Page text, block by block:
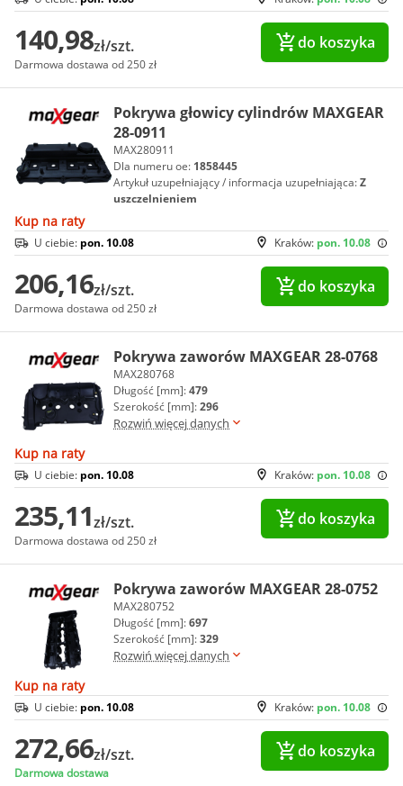
140,98zł/szt.
Darmowa dostawa od 250 zł
do koszyka
Pokrywa głowicy cylindrów MAXGEAR
28-0911
MAX280911
Dla numeru oe: 1858445
Artykuł uzupełniający / informacja uzupełniająca:Z
uszczelnieniem
Kup na raty
Kraków: pon. 10.08
U ciebie: pon. 10.08
206,16zł/szt.
Darmowa dostawa od 250 zł
do koszyka
Pokrywa zaworów MAXGEAR 28-0768
MAX280768
Długość [mm]:479
Szerokość [mm]:296
Rozwiń więcej danych
Kup na raty
Kraków: pon. 10.08
U ciebie: pon. 10.08
235,11zł/szt.
Darmowa dostawa od 250 zł
do koszyka
Pokrywa zaworów MAXGEAR 28-0752
MAX280752
Długość [mm]:697
Szerokość [mm]:329
Rozwiń więcej danych
Kup na raty
Kraków: pon. 10.08
U ciebie: pon. 10.08
272,66zł/szt.
Darmowa dostawa
do koszyka